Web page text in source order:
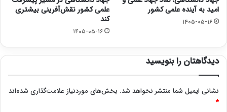
امید به آینده علمی کشور
۱۴۰۵-۰۵-۱۶
علمی کشور نقش‌آفرینی بیشتری
کند
۱۴۰۵-۰۵-۱۶
دیدگاهتان را بنویسید
نشانی ایمیل شما منتشر نخواهد شد. بخش‌های موردنیاز علامت‌گذاری شده‌اند
*